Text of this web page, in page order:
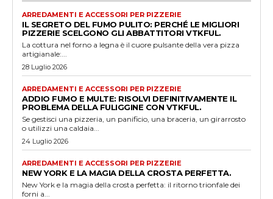
ARREDAMENTI E ACCESSORI PER PIZZERIE
IL SEGRETO DEL FUMO PULITO: PERCHÉ LE MIGLIORI
PIZZERIE SCELGONO GLI ABBATTITORI VTKFUL.
La cottura nel forno a legna è il cuore pulsante della vera pizza
artigianale:...
28 Luglio 2026
ARREDAMENTI E ACCESSORI PER PIZZERIE
ADDIO FUMO E MULTE: RISOLVI DEFINITIVAMENTE IL
PROBLEMA DELLA FULIGGINE CON VTKFUL.
Se gestisci una pizzeria, un panificio, una braceria, un girarrosto
o utilizzi una caldaia...
24 Luglio 2026
ARREDAMENTI E ACCESSORI PER PIZZERIE
NEW YORK E LA MAGIA DELLA CROSTA PERFETTA.
New York e la magia della crosta perfetta: il ritorno trionfale dei
forni a...